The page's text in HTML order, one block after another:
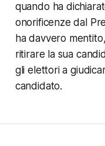
quando ha
onorificenze dal
ha davvero
ritirare la sua
gli elettori a
candidato.